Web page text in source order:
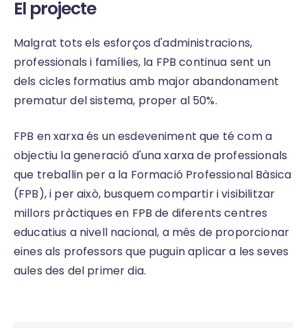
El projecte
Malgrat tots els esforços d'administracions,
professionals i famílies, la FPB continua sent un
dels cicles formatius amb major abandonament
prematur del sistema, proper al 50%.
FPB en xarxa és un esdeveniment que té com a
objectiu la generació d'una xarxa de professionals
que treballin per a la Formació Professional Bàsica
(FPB), i per això, busquem compartir i visibilitzar
millors pràctiques en FPB de diferents centres
educatius a nivell nacional, a més de proporcionar
eines als professors que puguin aplicar a les seves
aules des del primer dia.